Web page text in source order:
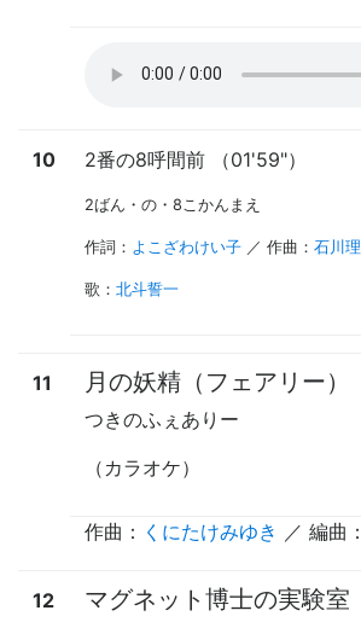
10 2番の8呼間前 （01'59"）
2ばん・の・8こかんまえ
作詞： よこざわけい子 ／ 作曲： 石川理
歌 ： 北斗誓一
11 月の妖精（フェアリー）
つきのふぇありー
（カラオケ）
作曲： くにたけみゆき ／ 編曲：
12 マグネット博士の実験室